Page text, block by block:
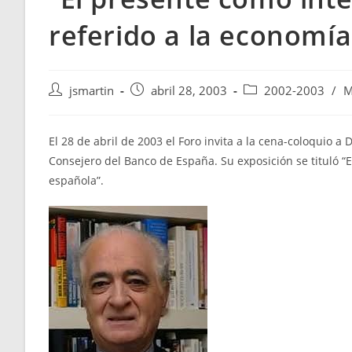
referido a la
Autor
entrada:
jsmartin
Publicación
entrada:
abril 28, 2003
Categoría
entrada:
2002-2003 /
El 28 de abril de 2003 el Foro invita a la cena-coloquio a
Consejero del Banco de España. Su exposición se tituló
española”.